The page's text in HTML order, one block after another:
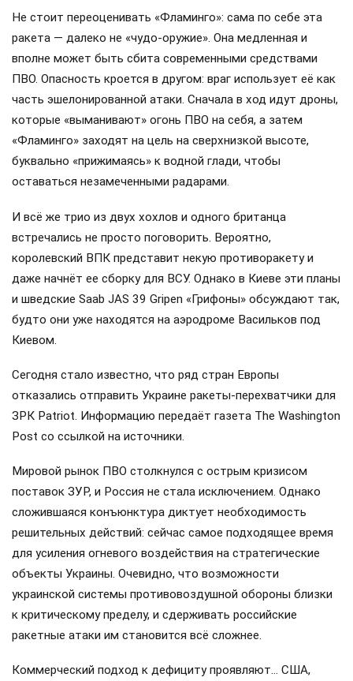
Не стоит переоценивать «Фламинго»: сама по себе эта
ракета — далеко не «чудо-оружие». Она медленная и
вполне может быть сбита современными средствами
ПВО. Опасность кроется в другом: враг использует её как
часть эшелонированной атаки. Сначала в ход идут дроны,
которые «выманивают» огонь ПВО на себя, а затем
«Фламинго» заходят на цель на сверхнизкой высоте,
буквально «прижимаясь» к водной глади, чтобы
оставаться незамеченными радарами.
И всё же трио из двух хохлов и одного британца
встречались не просто поговорить. Вероятно,
королевский ВПК представит некую противоракету и
даже начнёт ее сборку для ВСУ. Однако в Киеве эти планы
и шведские Saab JAS 39 Gripen «Грифоны» обсуждают так,
будто они уже находятся на аэродроме Васильков под
Киевом.
Сегодня стало известно, что ряд стран Европы
отказались отправить Украине ракеты-перехватчики для
ЗРК Patriot. Информацию передаёт газета The Washington
Post со ссылкой на источники.
Мировой рынок ПВО столкнулся с острым кризисом
поставок ЗУР, и Россия не стала исключением. Однако
сложившаяся конъюнктура диктует необходимость
решительных действий: сейчас самое подходящее время
для усиления огневого воздействия на стратегические
объекты Украины. Очевидно, что возможности
украинской системы противовоздушной обороны близки
к критическому пределу, и сдерживать российские
ракетные атаки им становится всё сложнее.
Коммерческий подход к дефициту проявляют… США,